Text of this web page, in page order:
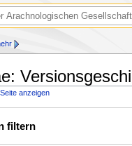
anzeigen
filtern